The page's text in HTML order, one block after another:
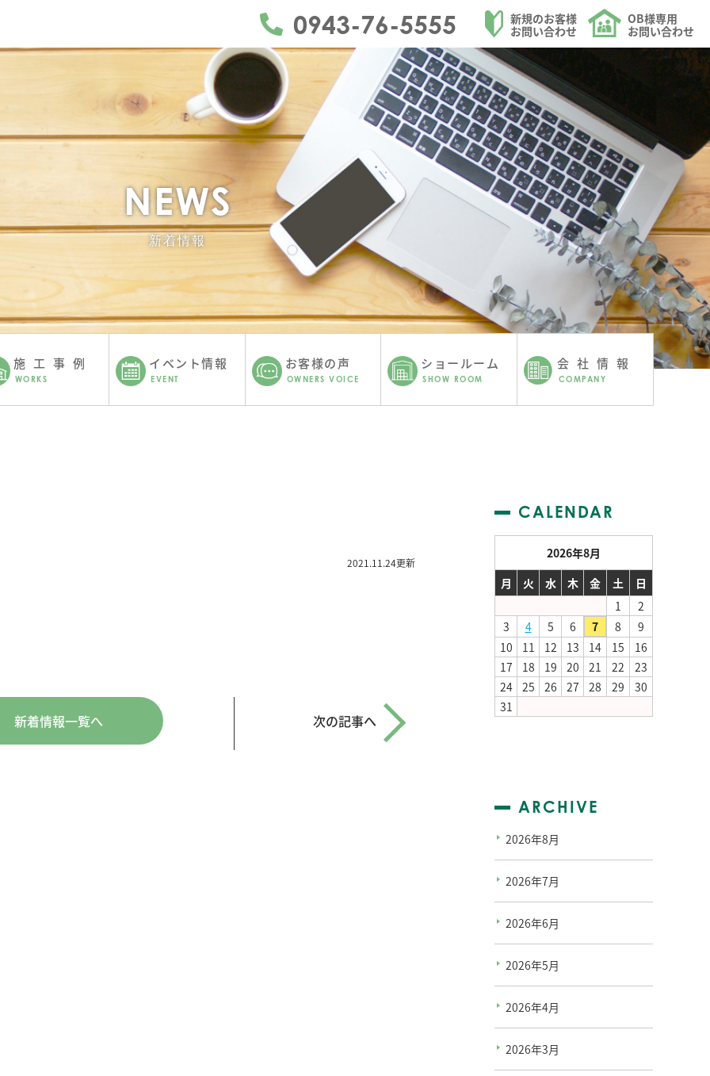
うきは市・久留米市・朝倉市・日田市を中心にリフォームを請け負う大和ハウジングの施工事例を更新しました。のペー
0943-76-5555
新規のお客様
お問い合わせ
OB様専用
お問い合わせ
施工事例
WORKS
イベント情報
EVENT
お客様の声
OWNERS VOICE
ショールーム
SHOW ROOM
会社情報
COMPANY
NEWS
新着情報
2021.11.24更新
新着情報一覧へ 次の記事へ
CALENDAR
2026年8月
月
火 水 木 金 土
日
1
2
3
4 5 6 7 8
9
10
11 12 13 14 15
16
17
18 19 20 21 22
23
24
25 26 27 28 29
30
31
ARCHIVE
2026年8月
2026年7月
2026年6月
2026年5月
2026年4月
2026年3月